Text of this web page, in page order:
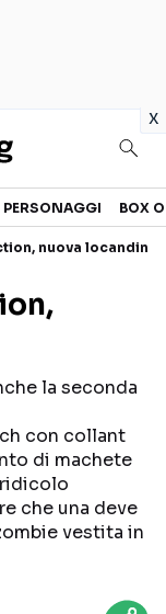
x
PERSONAGGI BOX
nuova locandina
la seconda
con collant
di machete
che una deve
vestita in